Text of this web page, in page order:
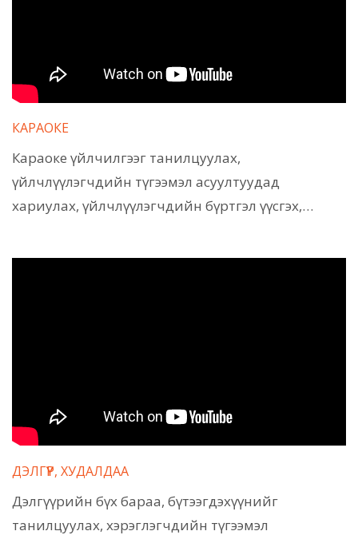
КАРАОКЕ
Караоке үйлчилгээг танилцуулах,
үйлчлүүлэгчдийн түгээмэл асуултуудад
хариулах, үйлчлүүлэгчдийн бүртгэл үүсгэх,…
ДЭЛГҮҮР, ХУДАЛДАА
Дэлгүүрийн бүх бараа, бүтээгдэхүүнийг
танилцуулах, хэрэглэгчдийн түгээмэл